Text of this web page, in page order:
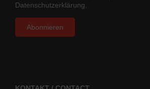
Datenschutzerklärung.